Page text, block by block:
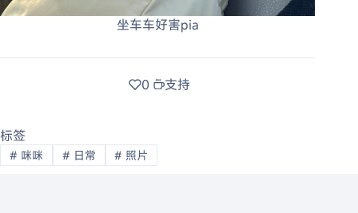
坐车车好害pia
0 支持
标签
# 咪咪 # 日常 # 照片